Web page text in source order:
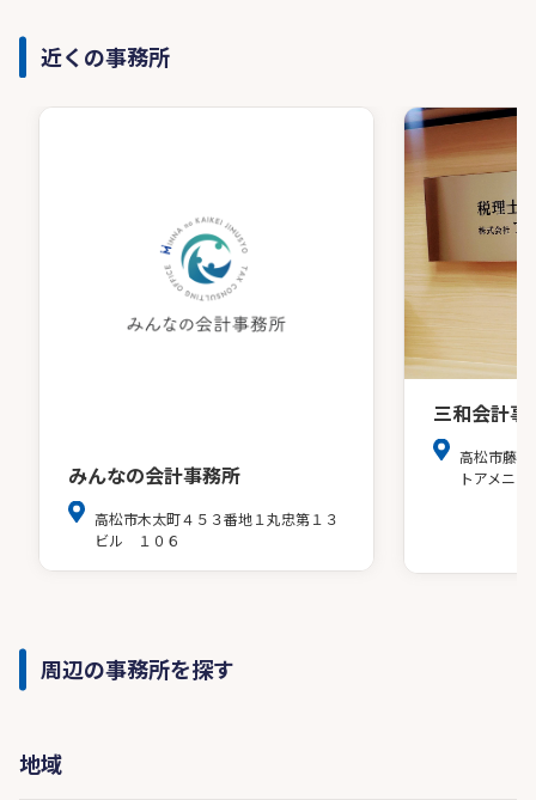
近くの事務所
みんなの会計事務所
高松市木太町４５３番地１丸忠第１３
ビル １０６
三和会計事
高松市藤塚
トアメニ
周辺の事務所を探す
地域